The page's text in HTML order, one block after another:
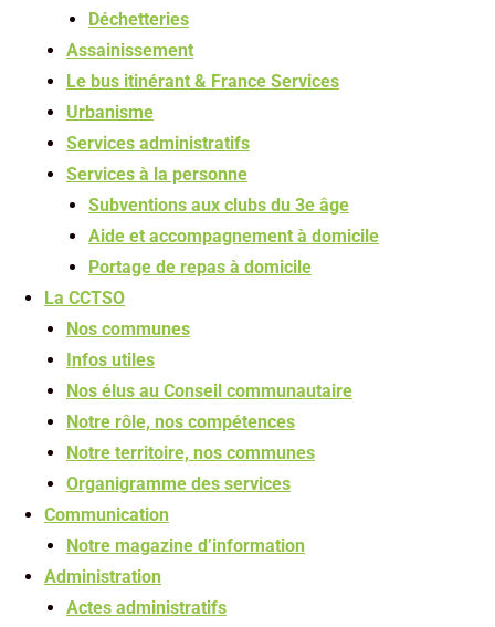
Déchetteries
Assainissement
Le bus itinérant & France Services
Urbanisme
Services administratifs
Services à la personne
Subventions aux clubs du 3e âge
Aide et accompagnement à domicile
Portage de repas à domicile
La CCTSO
Nos communes
Infos utiles
Nos élus au Conseil communautaire
Notre rôle, nos compétences
Notre territoire, nos communes
Organigramme des services
Communication
Notre magazine d’information
Administration
Actes administratifs